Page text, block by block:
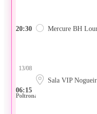
20:30 Mercure BH
06:15
13/08
Sala VIP
Poltrona